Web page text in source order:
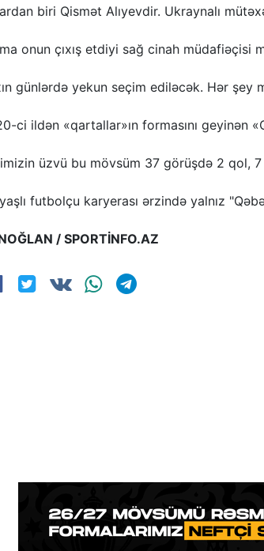
biri Qismət Alıyevdir. Ukraynalı
onun çıxış etdiyi sağ cinah müdafiəçisi
günlərdə yekun seçim ediləcək. Hər şey
ci ildən «qartallar»ın formasını geyinən
üzvü bu mövsüm 37 görüşdə 2 qol,
futbolçu karyerası ərzində yalnız
/ SPORTİNFO.AZ